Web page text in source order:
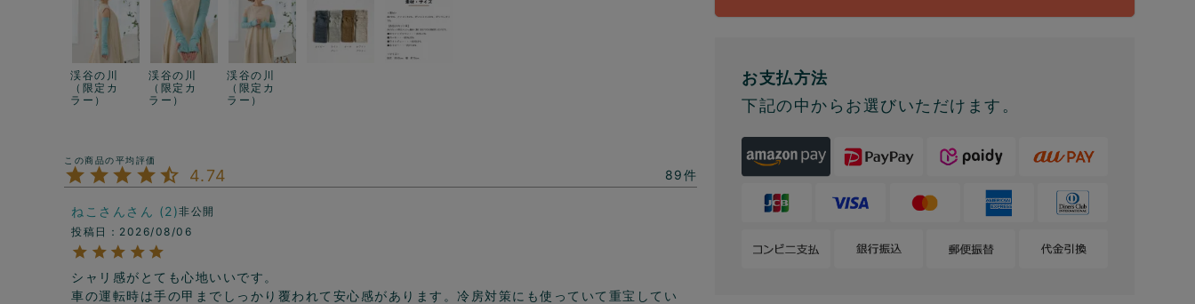
渓谷の川
（限定カ
ラー）
渓谷の川
（限定カ
ラー）
渓谷の川
（限定カ
ラー）
4.74 89
ねこさん 2 非公開
投稿日
2026/08/06
シャリ感がとても心地いいです。
車の運転時は手の甲までしっかり覆われて安心感があります。冷房対策にも使っていて重宝してい
お支払方法
下記の中からお選びいただけます。